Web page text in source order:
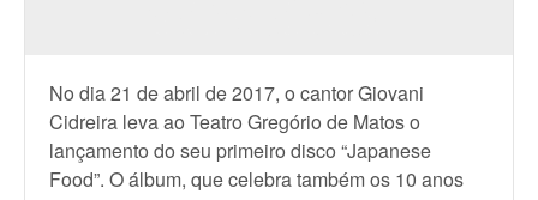
No dia 21 de abril de 2017, o cantor Giovani
Cidreira leva ao Teatro Gregório de Matos o
lançamento do seu primeiro disco “Japanese
Food”. O álbum, que celebra também os 10 anos